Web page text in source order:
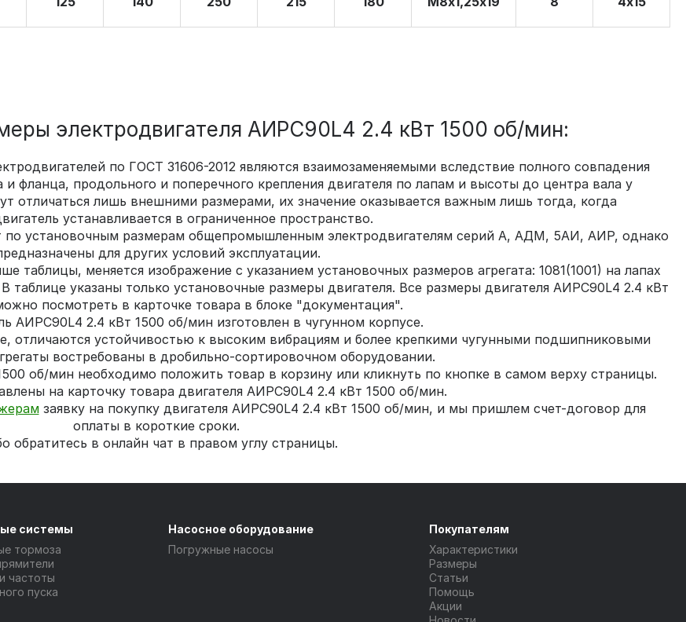
электродвигателя АИРС90L4 2.4 кВт 1500 об/мин:
по ГОСТ 31606-2012 являются взаимозаменяемыми вследствие полного совпадения
фланца, продольного и поперечного крепления двигателя по лапам и высоты до центра вала у
отличаться лишь внешними размерами, их значение оказывается важным лишь тогда, когда
устанавливается в ограниченное пространство.
установочным размерам общепромышленным электродвигателям серий А, АДМ, 5АИ, АИР, однако
для других условий эксплуатации.
меняется изображение с указанием установочных размеров агрегата: 1081(1001) на лапах
таблице указаны только установочные размеры двигателя. Все размеры двигателя АИРС90L4 2.4 кВт
посмотреть в карточке товара в блоке "документация".
АИРС90L4 2.4 кВт 1500 об/мин изготовлен в чугунном корпусе.
отличаются устойчивостью к высоким вибрациям и более крепкими чугунными подшипниковыми
востребованы в дробильно-сортировочном оборудовании.
об/мин необходимо положить товар в корзину или кликнуть по кнопке в самом верху страницы.
на карточку товара двигателя АИРС90L4 2.4 кВт 1500 об/мин.
заявку на покупку двигателя АИРС90L4 2.4 кВт 1500 об/мин, и мы пришлем счет-договор для
оплаты в короткие сроки.
обратитесь в онлайн чат в правом углу страницы.
системы
тормоза
частоты
пуска
Насосное оборудование
Погружные насосы
Покупателям
Характеристики
Размеры
Статьи
Помощь
Акции